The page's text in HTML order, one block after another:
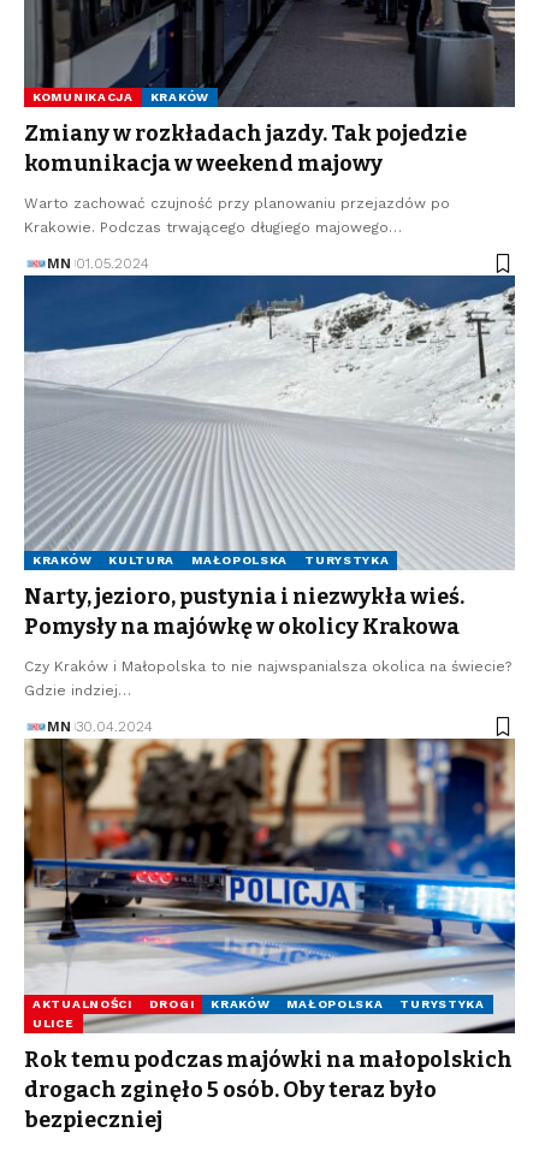
KOMUNIKACJA KRAKÓW
Zmiany w rozkładach jazdy. Tak pojedzie
komunikacja w weekend majowy
Warto zachować czujność przy planowaniu przejazdów po
Krakowie. Podczas trwającego długiego majowego…
MN 01.05.2024
KRAKÓW KULTURA MAŁOPOLSKA TURYSTYKA
Narty, jezioro, pustynia i niezwykła wieś.
Pomysły na majówkę w okolicy Krakowa
Czy Kraków i Małopolska to nie najwspanialsza okolica na świecie?
Gdzie indziej…
MN 30.04.2024
AKTUALNOŚCI DROGI KRAKÓW MAŁOPOLSKA
TURYSTYKA
ULICE
Rok temu podczas majówki na małopolskich
drogach zginęło 5 osób. Oby teraz było
bezpieczniej